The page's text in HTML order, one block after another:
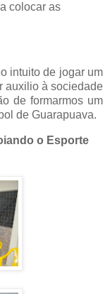
colocar as
intuito de jogar um
auxilio à sociedade
de formarmos um
de Guarapuava.
o Esporte